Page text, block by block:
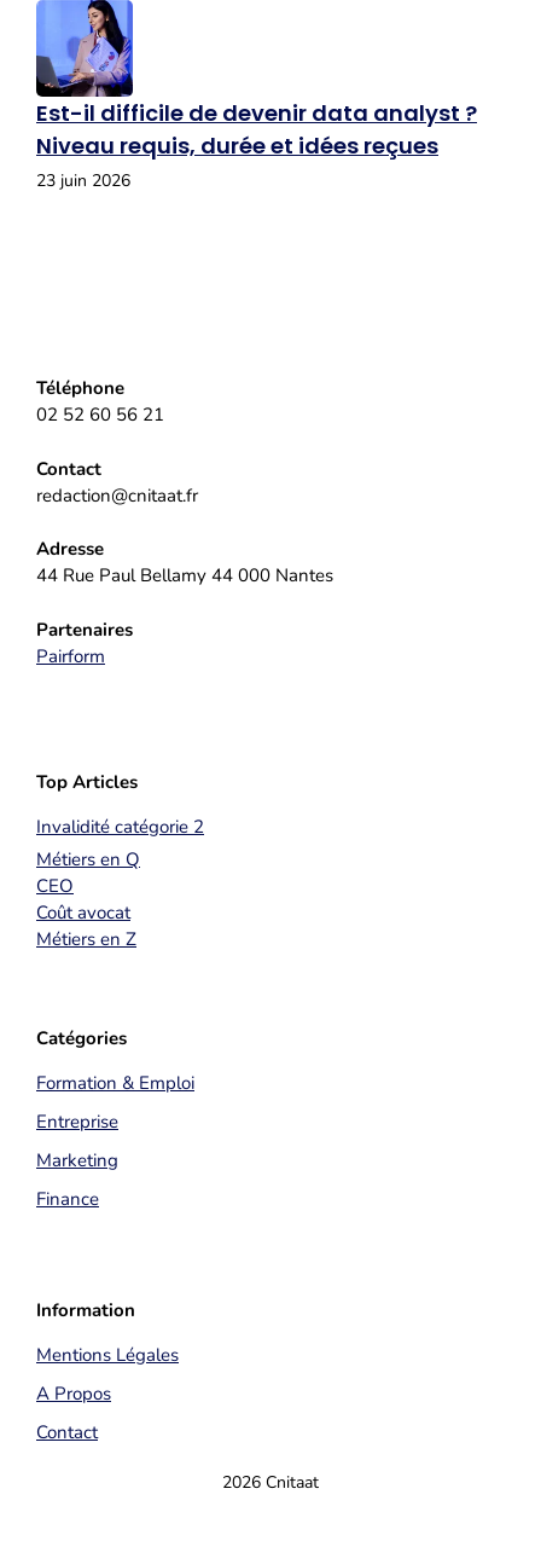
Est-il difficile de devenir data analyst ?
Niveau requis, durée et idées reçues
23 juin 2026
Téléphone
02 52 60 56 21
Contact
redaction@cnitaat.fr
Adresse
44 Rue Paul Bellamy 44 000 Nantes
Partenaires
Pairform
Top Articles
Invalidité catégorie 2
Métiers en Q
CEO
Coût avocat
Métiers en Z
Catégories
Formation & Emploi
Entreprise
Marketing
Finance
Information
Mentions Légales
A Propos
Contact
2026 Cnitaat